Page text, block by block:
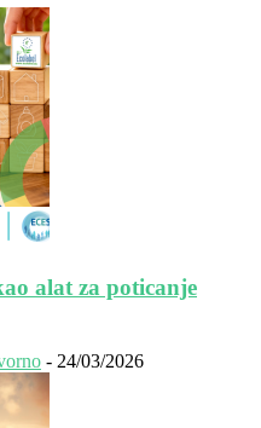
alat za poticanje
- 24/03/2026